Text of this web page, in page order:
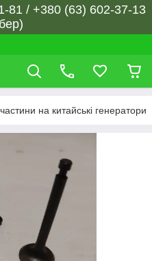
81 / +380 (63) 602-37-13
на китайські генератори